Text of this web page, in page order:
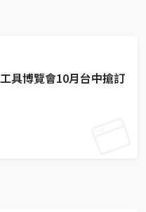
具博覽會10月台中搶訂